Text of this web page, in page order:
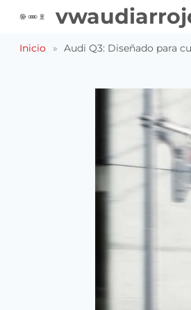
Inicio » Audi Q3: Diseñado para